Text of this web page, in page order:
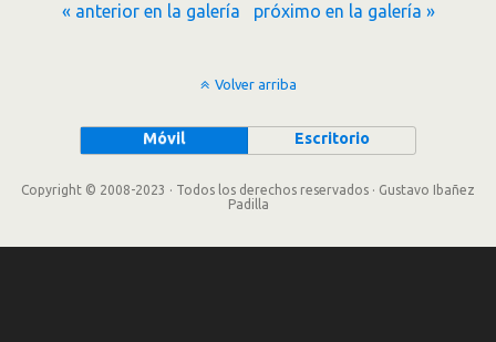
« anterior en la galería próximo en la galería »
Volver arriba
Móvil Escritorio
Copyright © 2008-2023 · Todos los derechos reservados · Gustavo Ibañez
Padilla